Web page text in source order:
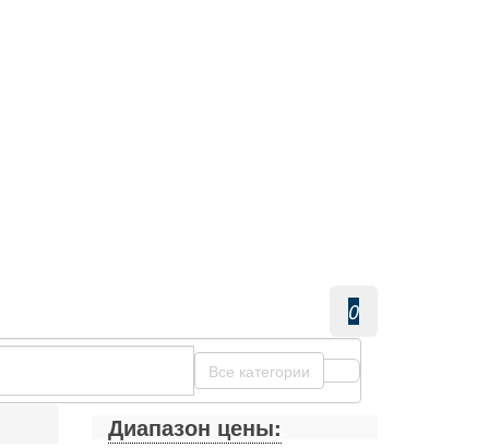
0
Все категории
Диапазон цены: